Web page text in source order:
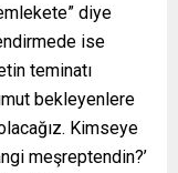
diye
ise
teminatı
bekleyenlere
Kimseye
meşreptendin?’